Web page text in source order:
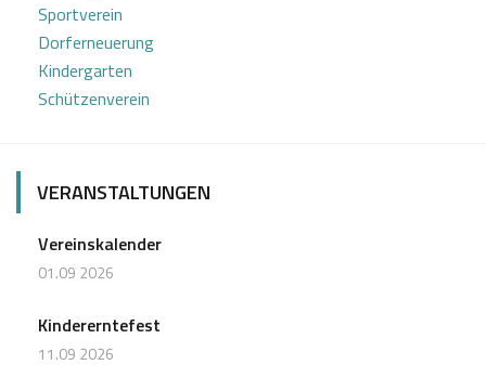
Sportverein
Dorferneuerung
Kindergarten
Schützenverein
VERANSTALTUNGEN
Vereinskalender
01.09 2026
Kindererntefest
11.09 2026